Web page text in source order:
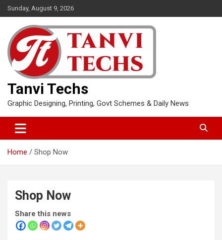
Skip
to
content
Sunday, August 9, 2026
Tanvi Techs
Graphic Designing, Printing, Govt Schemes & Daily News
Home Shop Now
Shop Now
Share this news